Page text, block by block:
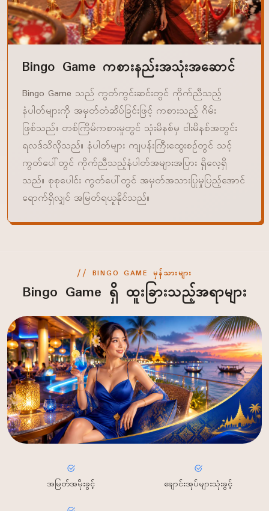
Bingo Game ကစားနည်းအသုံးအဆောင်
Bingo Game သည် ကွတ်ကွင်းဆင်းတွင် ကိုက်ညီသည့်
နံပါတ်များကို အမှတ်တံဆိပ်ခြင်းဖြင့် ကစားသည့် ဂိမ်း
ဖြစ်သည်။ တစ်ကြိမ်ကစားမှုတွင် သုံးမိနစ်မှ ငါးမိနစ်အတွင်း
ရလဒ်သိလိုသည်။ နံပါတ်များ ကျပန်းကြီးထွေးစဉ်တွင် သင့်
ကွတ်ပေါ်တွင် ကိုက်ညီသည့်နံပါတ်အများအပြား ရှိလေ့ရှိ
သည်။ စုစုပေါင်း ကွတ်ပေါ်တွင် အမှတ်အသားပြုမှုပြည့်အောင်
ရောက်ရှိလျှင် အမြတ်ရယူနိုင်သည်။
BINGO GAME မှန်သားများ
Bingo Game ရှိ ထူးခြားသည့်အရာများ
အမြတ်အမိုးခွင့် ချောင်းအုပ်များသုံးခွင့်